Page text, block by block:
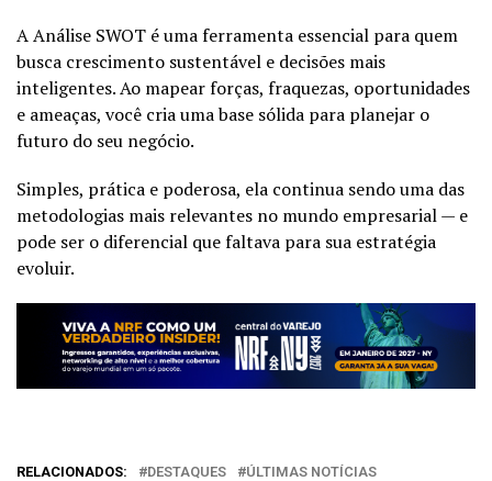
A Análise SWOT é uma ferramenta essencial para quem
busca crescimento sustentável e decisões mais
inteligentes. Ao mapear forças, fraquezas, oportunidades
e ameaças, você cria uma base sólida para planejar o
futuro do seu negócio.
Simples, prática e poderosa, ela continua sendo uma das
metodologias mais relevantes no mundo empresarial — e
pode ser o diferencial que faltava para sua estratégia
evoluir.
RELACIONADOS: DESTAQUES ÚLTIMAS NOTÍCIAS